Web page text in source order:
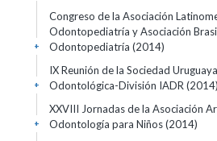
Congreso de la Asociación
Odontopediatría y Asociación
Odontopediatría (2014)
+
IX Reunión de la Sociedad
Odontológica-División IADR (2014)
+
XXVIII Jornadas de la Asociación
Odontología para Niños(2014)
+